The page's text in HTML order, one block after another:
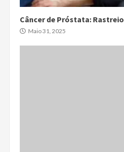
Câncer de Próstata: Rastreio
Maio 31, 2025